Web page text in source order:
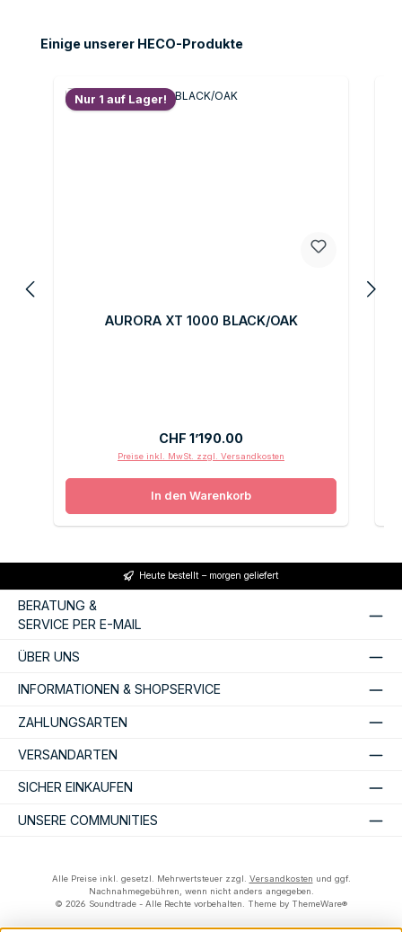
Produktgalerie überspringen
Einige unserer HECO-Produkte
Nur 1 auf Lager!
AURORA XT 1000 BLACK/OAK
Regulärer Preis:
CHF 1’190.00
Preise inkl. MwSt. zzgl. Versandkosten
In den Warenkorb
Heute bestellt – morgen geliefert
BERATUNG &
SERVICE PER E-MAIL
ÜBER UNS
INFORMATIONEN & SHOPSERVICE
ZAHLUNGSARTEN
VERSANDARTEN
SICHER EINKAUFEN
UNSERE COMMUNITIES
Alle Preise inkl. gesetzl. Mehrwertsteuer zzgl. Versandkosten und ggf.
Nachnahmegebühren, wenn nicht anders angegeben.
© 2026 Soundtrade - Alle Rechte vorbehalten. Theme by ThemeWare®